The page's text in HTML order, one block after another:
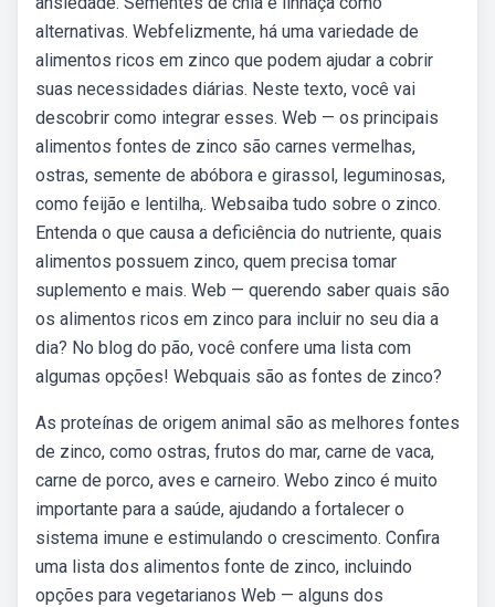
alternativas. Webfelizmente, há uma variedade de
alimentos ricos em zinco que podem ajudar a cobrir
suas necessidades diárias. Neste texto, você vai
descobrir como integrar esses. Web — os principais
alimentos fontes de zinco são carnes vermelhas,
ostras, semente de abóbora e girassol, leguminosas,
como feijão e lentilha,. Websaiba tudo sobre o zinco.
Entenda o que causa a deficiência do nutriente, quais
alimentos possuem zinco, quem precisa tomar
suplemento e mais. Web — querendo saber quais são
os alimentos ricos em zinco para incluir no seu dia a
dia? No blog do pão, você confere uma lista com
algumas opções! Webquais são as fontes de zinco?
As proteínas de origem animal são as melhores fontes
de zinco, como ostras, frutos do mar, carne de vaca,
carne de porco, aves e carneiro. Webo zinco é muito
importante para a saúde, ajudando a fortalecer o
sistema imune e estimulando o crescimento. Confira
uma lista dos alimentos fonte de zinco, incluindo
opções para vegetarianos Web — alguns dos